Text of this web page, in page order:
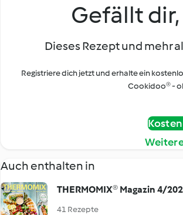
Gefällt
Dieses Rezept und mehr
Registriere dich jetzt und erhalte ein
Cookidoo® -
Auch enthalten in
THERMOMIX® Magazin 4/
41 Rezepte